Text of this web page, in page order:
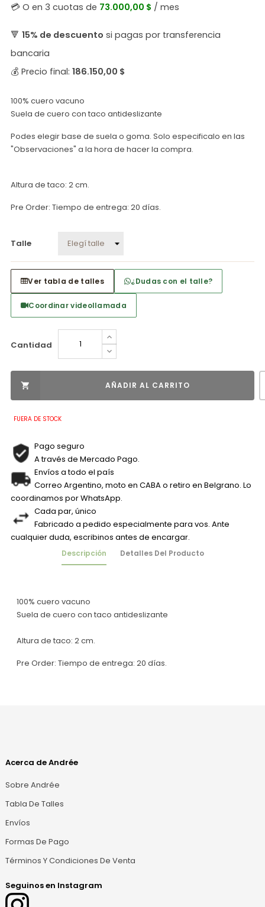
💳 O en 3 cuotas de 73.000,00 $ / mes
🔻 15% de descuento si pagas por transferencia
bancaria
💰 Precio final: 186.150,00 $
100% cuero vacuno
Suela de cuero con taco antideslizante
Podes elegir base de suela o goma. Solo especificalo en las
"Observaciones" a la hora de hacer la compra.
Altura de taco: 2 cm.
Pre Order: Tiempo de entrega: 20 días.
Talle
Ver tabla de talles ¿Dudas con el talle?
Coordinar videollamada
Cantidad
 AÑADIR AL CARRITO
FUERA DE STOCK
Pago seguro
A través de Mercado Pago.
Envíos a todo el país
Correo Argentino, moto en CABA o retiro en Belgrano. Lo
coordinamos por WhatsApp.
Cada par, único
Fabricado a pedido especialmente para vos. Ante
cualquier duda, escribinos antes de encargar.
Descripción Detalles Del Producto
100% cuero vacuno
Suela de cuero con taco antideslizante
Altura de taco: 2 cm.
Pre Order: Tiempo de entrega: 20 días.
Acerca de Andrée
Sobre Andrée
Tabla De Talles
Envíos
Formas De Pago
Términos Y Condiciones De Venta
Seguinos en Instagram